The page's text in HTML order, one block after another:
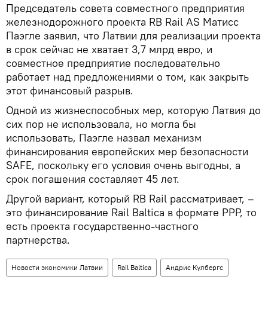
Председатель совета совместного предприятия
железнодорожного проекта RB Rail AS Матисс
Паэгле заявил, что Латвии для реализации проекта
в срок сейчас не хватает 3,7 млрд евро, и
совместное предприятие последовательно
работает над предложениями о том, как закрыть
этот финансовый разрыв.
Одной из жизнеспособных мер, которую Латвия до
сих пор не использовала, но могла бы
использовать, Паэгле назвал механизм
финансирования европейских мер безопасности
SAFE, поскольку его условия очень выгодны, а
срок погашения составляет 45 лет.
Другой вариант, который RB Rail рассматривает, –
это финансирование Rail Baltica в формате PPP, то
есть проекта государственно-частного
партнерства.
Новости экономики Латвии Rail Baltica Андрис Кулбергс